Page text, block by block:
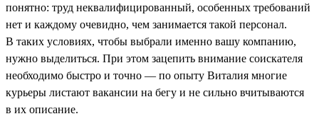
понятно: труд неквалифицированный, особенных требований
нет и каждому очевидно, чем занимается такой персонал.
В таких условиях, чтобы выбрали именно вашу компанию,
нужно выделиться. При этом зацепить внимание соискателя
необходимо быстро и точно — по опыту Виталия многие
курьеры листают вакансии на бегу и не сильно вчитываются
в их описание.